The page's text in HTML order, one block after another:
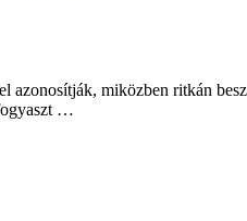
azonosítják, miközben ritkán
…